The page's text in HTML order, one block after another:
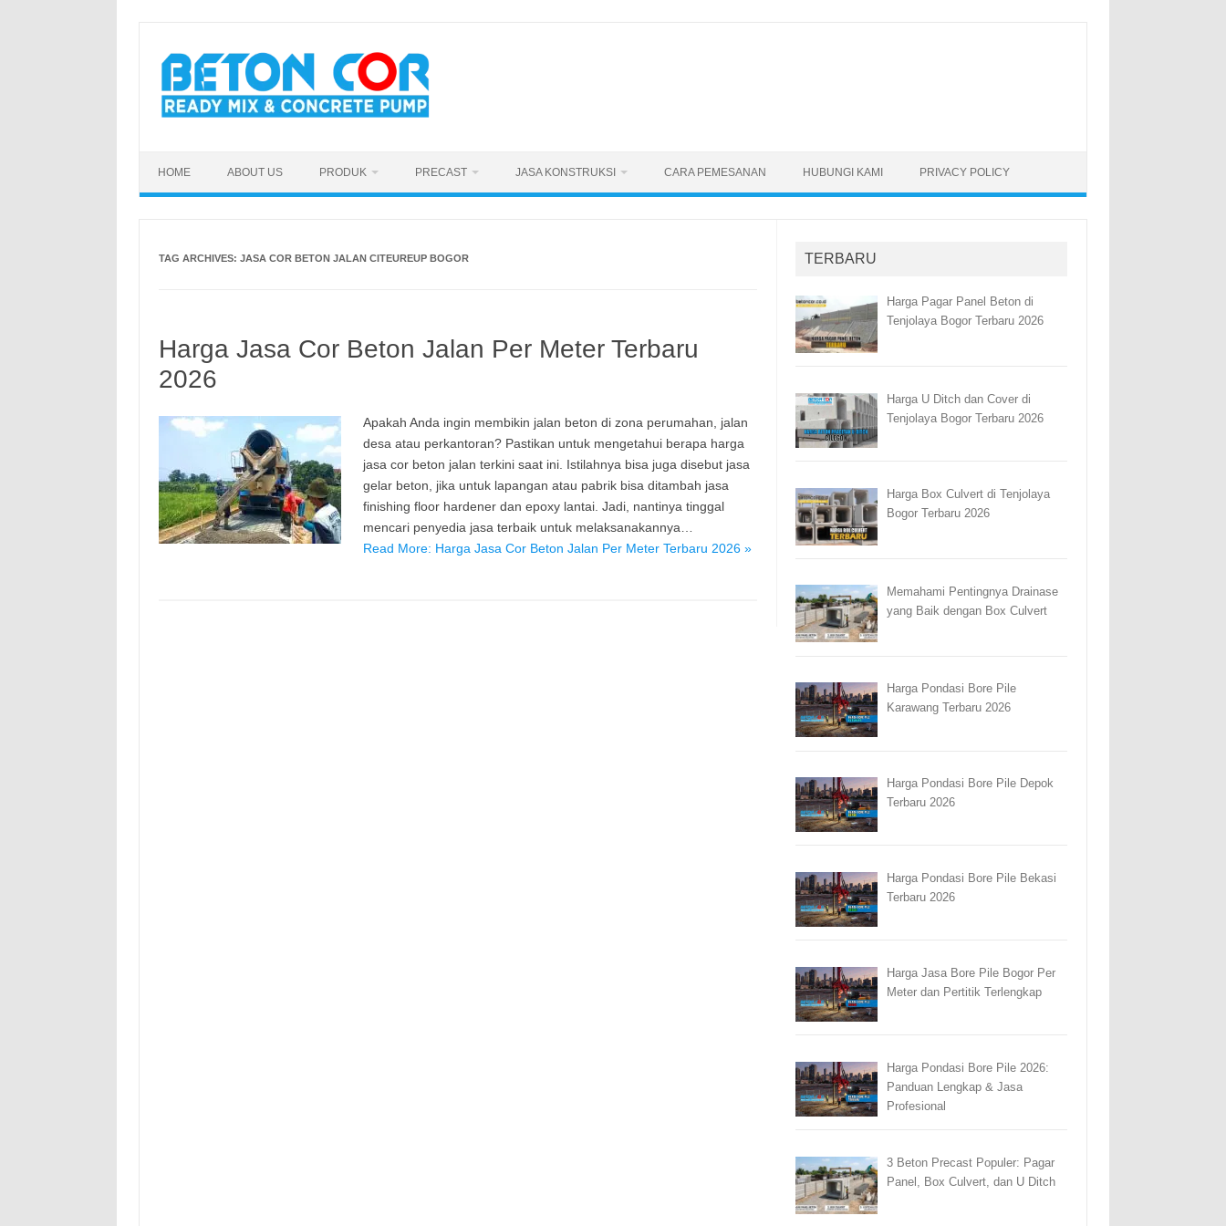
content
HOME ABOUT US PRODUK PRECAST JASA KONSTRUKSI CARA PEMESANAN HUBUNGI KAMI PRIVACY POLICY
TAG ARCHIVES: JASA COR BETON JALAN CITEUREUP BOGOR
Harga Jasa Cor Beton Jalan Per Meter Terbaru
2026
Apakah Anda ingin membikin jalan beton di zona perumahan, jalan
desa atau perkantoran? Pastikan untuk mengetahui berapa harga
jasa cor beton jalan terkini saat ini. Istilahnya bisa juga disebut jasa
gelar beton, jika untuk lapangan atau pabrik bisa ditambah jasa
finishing floor hardener dan epoxy lantai. Jadi, nantinya tinggal
mencari penyedia jasa terbaik untuk melaksanakannya…
Read More: Harga Jasa Cor Beton Jalan Per Meter Terbaru 2026 »
TERBARU
Harga Pagar Panel Beton di
Tenjolaya Bogor Terbaru 2026
Harga U Ditch dan Cover di
Tenjolaya Bogor Terbaru 2026
Harga Box Culvert di Tenjolaya
Bogor Terbaru 2026
Memahami Pentingnya Drainase
yang Baik dengan Box Culvert
Harga Pondasi Bore Pile
Karawang Terbaru 2026
Harga Pondasi Bore Pile Depok
Terbaru 2026
Harga Pondasi Bore Pile Bekasi
Terbaru 2026
Harga Jasa Bore Pile Bogor Per
Meter dan Pertitik Terlengkap
Harga Pondasi Bore Pile 2026:
Panduan Lengkap & Jasa
Profesional
3 Beton Precast Populer: Pagar
Panel, Box Culvert, dan U Ditch